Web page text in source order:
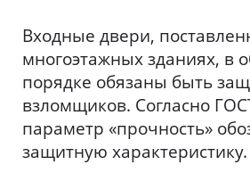
Входные двери,
многоэтажных зданиях, в
порядке обязаны быть
взломщиков. Согласно
параметр «прочность»
защитную характеристику.